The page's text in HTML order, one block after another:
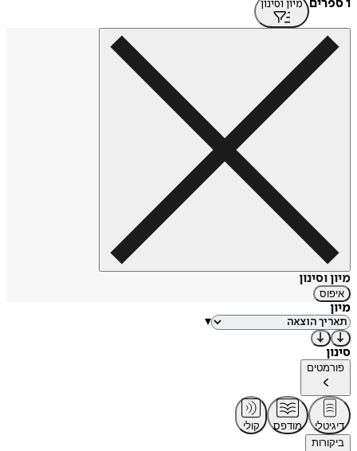
1 ספרים מיון וסינון
מיון וסינון
איפוס
מיון
▾
סינון
פורמטים
דיגיטלי מודפס
קולי
ביקורות